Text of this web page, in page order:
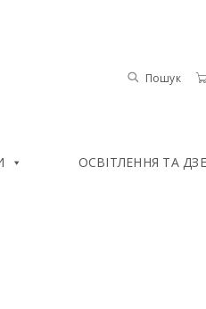
Пошук
ОСВІТЛЕННЯ ТА